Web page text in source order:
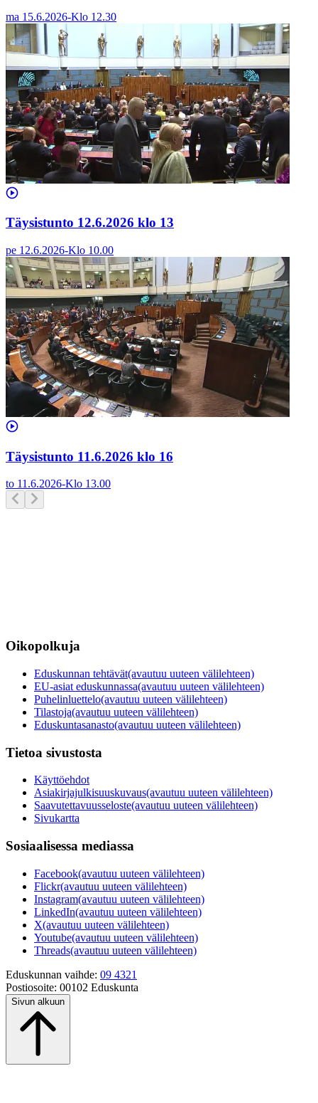
ma 15.6.2026-Klo 12.30
Täysistunto 12.6.2026 klo 13
pe 12.6.2026-Klo 10.00
Täysistunto 11.6.2026 klo 16
to 11.6.2026-Klo 13.00
Oikopolkuja
Eduskunnan tehtävät(avautuu uuteen välilehteen)
EU-asiat eduskunnassa(avautuu uuteen välilehteen)
Puhelinluettelo(avautuu uuteen välilehteen)
Tilastoja(avautuu uuteen välilehteen)
Eduskuntasanasto(avautuu uuteen välilehteen)
Tietoa sivustosta
Käyttöehdot
Asiakirjajulkisuuskuvaus(avautuu uuteen välilehteen)
Saavutettavuusseloste(avautuu uuteen välilehteen)
Sivukartta
Sosiaalisessa mediassa
Facebook(avautuu uuteen välilehteen)
Flickr(avautuu uuteen välilehteen)
Instagram(avautuu uuteen välilehteen)
LinkedIn(avautuu uuteen välilehteen)
X(avautuu uuteen välilehteen)
Youtube(avautuu uuteen välilehteen)
Threads(avautuu uuteen välilehteen)
Eduskunnan vaihde: 09 4321
Postiosoite: 00102 Eduskunta
Sivun alkuun